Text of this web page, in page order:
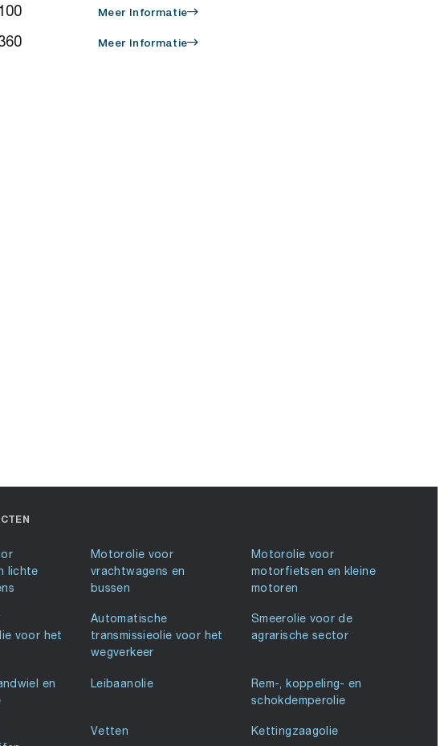
Meer Informatie
Meer Informatie
lichte
Motorolie voor
vrachtwagens en
bussen
Motorolie voor
motorfietsen en kleine
motoren
voor het
Automatische
transmissieolie voor het
wegverkeer
Smeerolie voor de
agrarische sector
en
Leibaanolie
Rem-, koppeling- en
schokdemperolie
Vetten Kettingzaagolie